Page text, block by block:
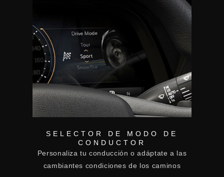
SELECTOR DE MODO DE
CONDUCTOR
Personaliza tu conducción o adáptate a las
cambiantes condiciones de los caminos